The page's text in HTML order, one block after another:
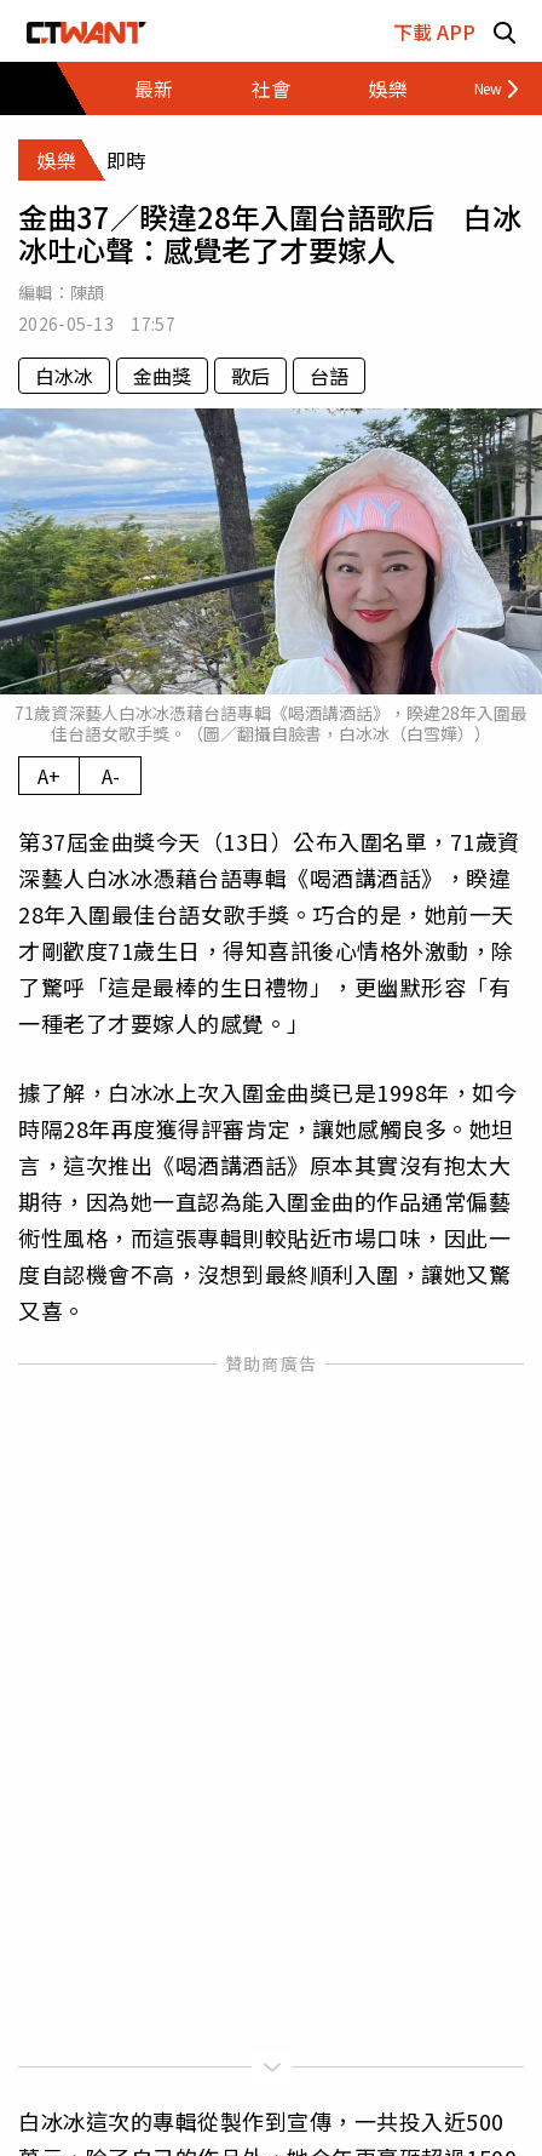
下載 APP
最新
社會 娛樂 財經
娛樂 即時
金曲37／睽違28年入圍台語歌后 白冰
冰吐心聲：感覺老了才要嫁人
編輯： 陳頡
2026-05-13 17:57
白冰冰 金曲獎 歌后 台語
71歲資深藝人白冰冰憑藉台語專輯《喝酒講酒話》，睽違28年入圍最
佳台語女歌手獎。（圖／翻攝自臉書，白冰冰（白雪嬅））
A+ A-
第37屆金曲獎今天（13日）公布入圍名單，71歲資
深藝人白冰冰憑藉台語專輯《喝酒講酒話》，睽違
28年入圍最佳台語女歌手獎。巧合的是，她前一天
才剛歡度71歲生日，得知喜訊後心情格外激動，除
了驚呼「這是最棒的生日禮物」，更幽默形容「有
一種老了才要嫁人的感覺。」
據了解，白冰冰上次入圍金曲獎已是1998年，如今
時隔28年再度獲得評審肯定，讓她感觸良多。她坦
言，這次推出《喝酒講酒話》原本其實沒有抱太大
期待，因為她一直認為能入圍金曲的作品通常偏藝
術性風格，而這張專輯則較貼近市場口味，因此一
度自認機會不高，沒想到最終順利入圍，讓她又驚
又喜。
白冰冰這次的專輯從製作到宣傳，一共投入近500